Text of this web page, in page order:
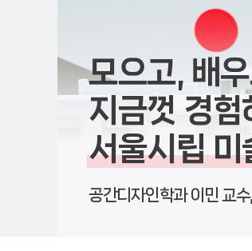
모으고, 배
지금껏 경험
서울시립
공간디자인학과 이민 교수,